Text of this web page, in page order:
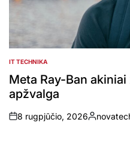
POSTED
IN
IT TECHNIKA
Meta Ray-Ban
apžvalga
on
8 rugpjūčio, 2026
Posted